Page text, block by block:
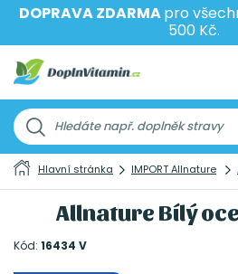
DOPRAVA ZDARMApro
500 Kč.
Hlavní stránka IMPORT Allnature
Allnature Bílý
Kód: 16434 V